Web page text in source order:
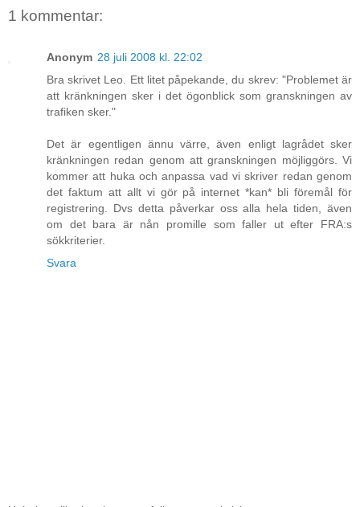
1 kommentar:
Anonym 28 juli 2008 kl. 22:02
Bra skrivet Leo. Ett litet påpekande, du skrev: "Problemet är
att kränkningen sker i det ögonblick som granskningen av
trafiken sker."
Det är egentligen ännu värre, även enligt lagrådet sker
kränkningen redan genom att granskningen möjliggörs. Vi
kommer att huka och anpassa vad vi skriver redan genom
det faktum att allt vi gör på internet *kan* bli föremål för
registrering. Dvs detta påverkar oss alla hela tiden, även
om det bara är nån promille som faller ut efter FRA:s
sökkriterier.
Svara